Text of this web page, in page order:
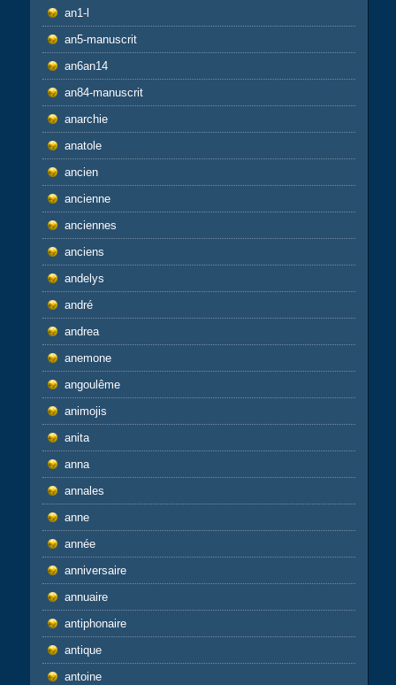
an1-l
an5-manuscrit
an6an14
an84-manuscrit
anarchie
anatole
ancien
ancienne
anciennes
anciens
andelys
andré
andrea
anemone
angoulême
animojis
anita
anna
annales
anne
année
anniversaire
annuaire
antiphonaire
antique
antoine